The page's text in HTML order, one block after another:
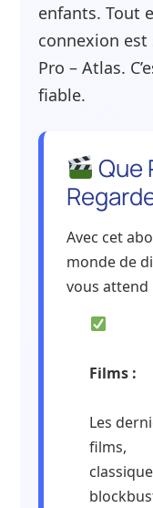
enfants. Tout
connexion est
Pro – Atlas.
fiable.
Que
Avec cet
monde de
vous attend
Films :
Les
films,